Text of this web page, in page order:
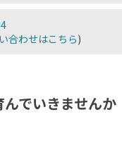
合わせはこちら)
でいきませんか